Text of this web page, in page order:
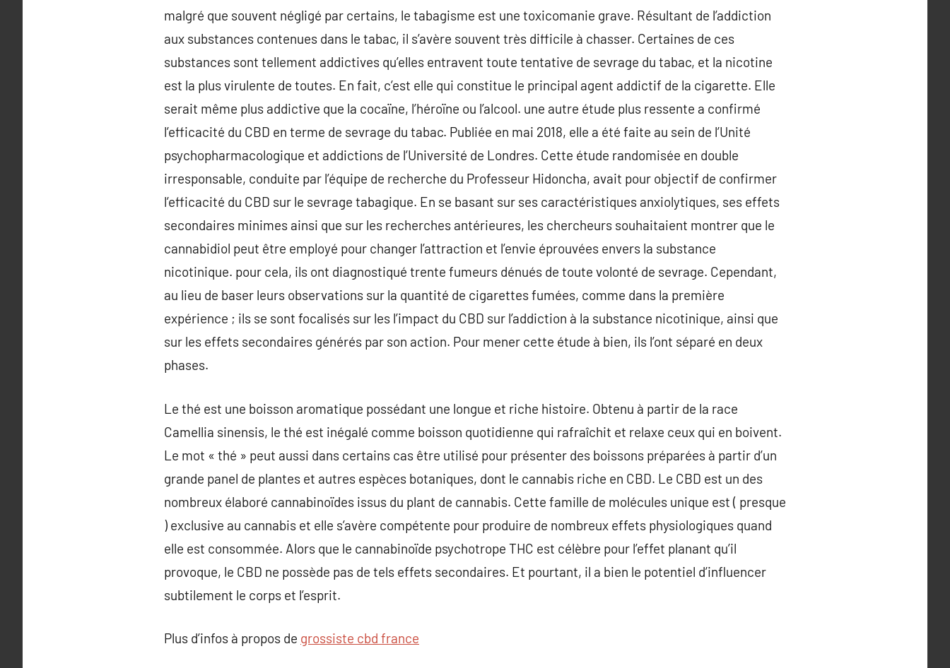
malgré que souvent négligé par certains, le tabagisme est une toxicomanie grave. Résultant de l’addiction
aux substances contenues dans le tabac, il s’avère souvent très difficile à chasser. Certaines de ces
substances sont tellement addictives qu’elles entravent toute tentative de sevrage du tabac, et la nicotine
est la plus virulente de toutes. En fait, c’est elle qui constitue le principal agent addictif de la cigarette. Elle
serait même plus addictive que la cocaïne, l’héroïne ou l’alcool. une autre étude plus ressente a confirmé
l’efficacité du CBD en terme de sevrage du tabac. Publiée en mai 2018, elle a été faite au sein de l’Unité
psychopharmacologique et addictions de l’Université de Londres. Cette étude randomisée en double
irresponsable, conduite par l’équipe de recherche du Professeur Hidoncha, avait pour objectif de confirmer
l’efficacité du CBD sur le sevrage tabagique. En se basant sur ses caractéristiques anxiolytiques, ses effets
secondaires minimes ainsi que sur les recherches antérieures, les chercheurs souhaitaient montrer que le
cannabidiol peut être employé pour changer l’attraction et l’envie éprouvées envers la substance
nicotinique. pour cela, ils ont diagnostiqué trente fumeurs dénués de toute volonté de sevrage. Cependant,
au lieu de baser leurs observations sur la quantité de cigarettes fumées, comme dans la première
expérience ; ils se sont focalisés sur les l’impact du CBD sur l’addiction à la substance nicotinique, ainsi que
sur les effets secondaires générés par son action. Pour mener cette étude à bien, ils l’ont séparé en deux
phases.
Le thé est une boisson aromatique possédant une longue et riche histoire. Obtenu à partir de la race
Camellia sinensis, le thé est inégalé comme boisson quotidienne qui rafraîchit et relaxe ceux qui en boivent.
Le mot « thé » peut aussi dans certains cas être utilisé pour présenter des boissons préparées à partir d’un
grande panel de plantes et autres espèces botaniques, dont le cannabis riche en CBD. Le CBD est un des
nombreux élaboré cannabinoïdes issus du plant de cannabis. Cette famille de molécules unique est ( presque
) exclusive au cannabis et elle s’avère compétente pour produire de nombreux effets physiologiques quand
elle est consommée. Alors que le cannabinoïde psychotrope THC est célèbre pour l’effet planant qu’il
provoque, le CBD ne possède pas de tels effets secondaires. Et pourtant, il a bien le potentiel d’influencer
subtilement le corps et l’esprit.
Plus d’infos à propos de grossiste cbd france